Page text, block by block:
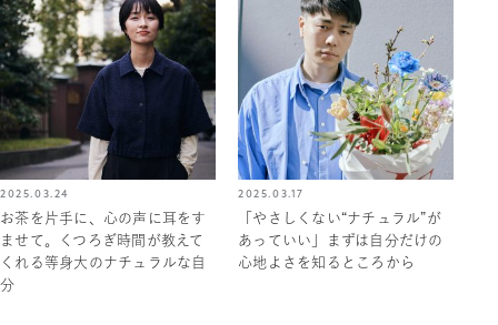
2025.03.24
お茶を片手に、心の声に耳をす
ませて。くつろぎ時間が教えて
くれる等身大のナチュラルな自
分
2025.03.17
「やさしくない“ナチュラル”が
あっていい」まずは自分だけの
心地よさを知るところから